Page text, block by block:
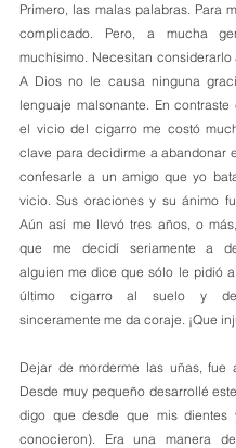
Primero, las malas palabras. Para
complicado. Pero, a mucha
muchísimo. Necesitan considerarlo
A Dios no le causa ninguna
lenguaje malsonante. En
el vicio del cigarro me costó
clave para decidirme a abandonar
confesarle a un amigo que yo
vicio. Sus oraciones y su ánimo
Aún así me llevó tres años, o
que me decidí seriamente a
alguien me dice que sólo le pidió
último cigarro al suelo y
sinceramente me da coraje. ¡Que
Dejar de morderme las uñas, fue
Desde muy pequeño desarrollé
digo que desde que mis dientes
conocieron). Era una manera